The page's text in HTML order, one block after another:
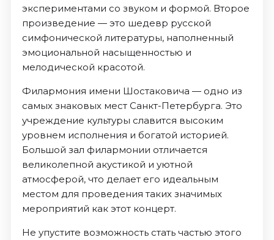
экспериментами со звуком и формой. Второе
произведение — это шедевр русской
симфонической литературы, наполненный
эмоциональной насыщенностью и
мелодической красотой.
Филармония имени Шостаковича — одно из
самых знаковых мест Санкт-Петербурга. Это
учреждение культуры славится высоким
уровнем исполнения и богатой историей.
Большой зал филармонии отличается
великолепной акустикой и уютной
атмосферой, что делает его идеальным
местом для проведения таких значимых
мероприятий как этот концерт.
Не упустите возможность стать частью этого